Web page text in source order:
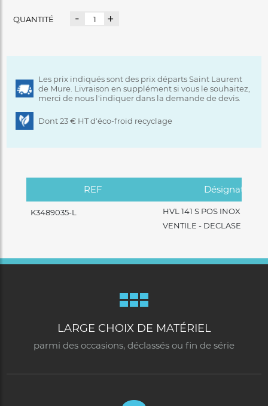
+
QUANTITÉ -
Les prix indiqués sont des prix départs Saint Laurent
de Mure. Livraison en supplément si vous le souhaitez,
merci de nous l'indiquer dans la demande de devis.
Dont 23 € HT d'éco-froid recyclage
REF Désignation
K3489035-L
HVL 141 S POS INOX VITRE
VENTILE - DECLASEE
LARGE CHOIX DE MATÉRIEL
parmi des occasions, déclassés ou fin de série